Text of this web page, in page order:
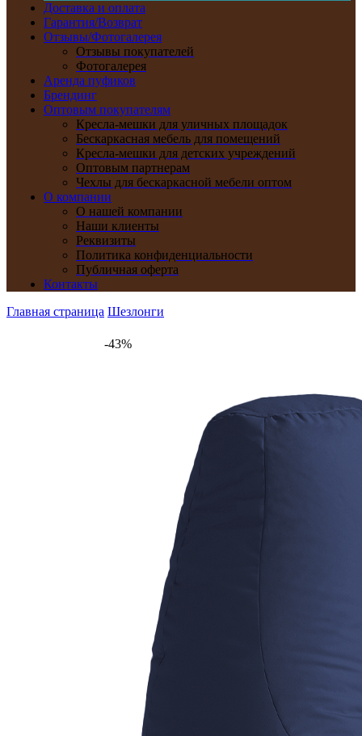
Доставка и оплата
Гарантия/Возврат
Отзывы/Фотогалерея
Отзывы покупателей
Фотогалерея
Аренда пуфиков
Брендинг
Оптовым покупателям
Кресла-мешки для уличных площадок
Бескаркасная мебель для помещений
Кресла-мешки для детских учреждений
Оптовым партнерам
Чехлы для бескаркасной мебели оптом
О компании
О нашей компании
Наши клиенты
Реквизиты
Политика конфиденциальности
Публичная оферта
Контакты
Главная страница Шезлонги
-43%